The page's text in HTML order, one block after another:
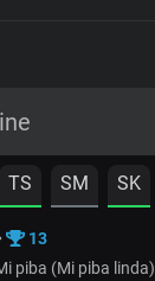
TS SM SK
13
piba (Mi piba linda)